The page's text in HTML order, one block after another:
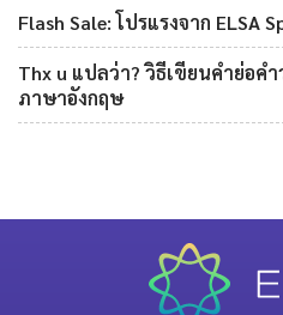
Flash Sale: โปรแรงจาก ELSA
Thx u แปลว่า? วิธีเขียนคำย่อค
ภาษาอังกฤษ